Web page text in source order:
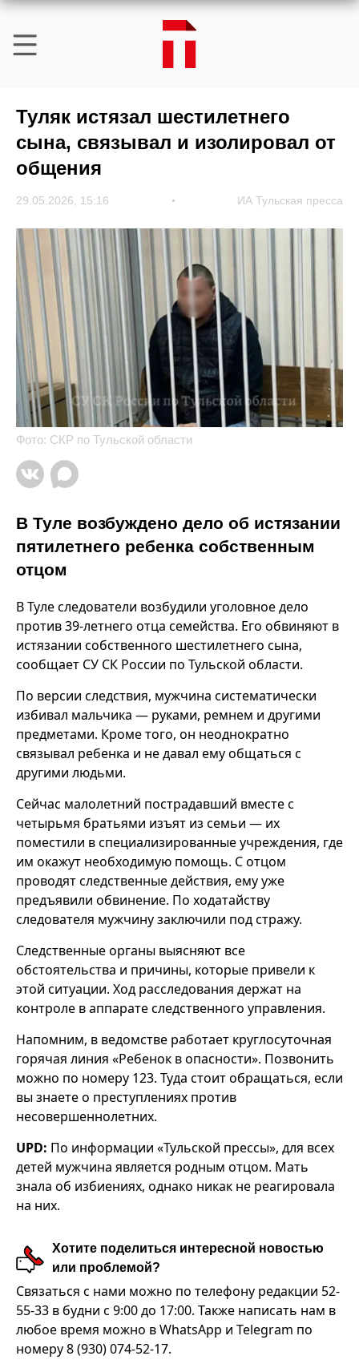
Туляк истязал шестилетнего
сына, связывал и изолировал от
общения
29.05.2026, 15:16 ИА Тульская пресса
Фото: СКР по Тульской области
В Туле возбуждено дело об истязании
пятилетнего ребенка собственным
отцом
В Туле следователи возбудили уголовное дело
против 39-летнего отца семейства. Его обвиняют в
истязании собственного шестилетнего сына,
сообщает СУ СК России по Тульской области.
По версии следствия, мужчина систематически
избивал мальчика — руками, ремнем и другими
предметами. Кроме того, он неоднократно
связывал ребенка и не давал ему общаться с
другими людьми.
Сейчас малолетний пострадавший вместе с
четырьмя братьями изъят из семьи — их
поместили в специализированные учреждения, где
им окажут необходимую помощь. С отцом
проводят следственные действия, ему уже
предъявили обвинение. По ходатайству
следователя мужчину заключили под стражу.
Следственные органы выясняют все
обстоятельства и причины, которые привели к
этой ситуации. Ход расследования держат на
контроле в аппарате следственного управления.
Напомним, в ведомстве работает круглосуточная
горячая линия «Ребенок в опасности». Позвонить
можно по номеру 123. Туда стоит обращаться, если
вы знаете о преступлениях против
несовершеннолетних.
UPD: По информации «Тульской прессы», для всех
детей мужчина является родным отцом. Мать
знала об избиениях, однако никак не реагировала
на них.
Хотите поделиться интересной новостью
или проблемой?
Связаться с нами можно по телефону редакции 52-
55-33 в будни с 9:00 до 17:00. Также написать нам в
любое время можно в WhatsApp и Telegram по
номеру 8 (930) 074-52-17.